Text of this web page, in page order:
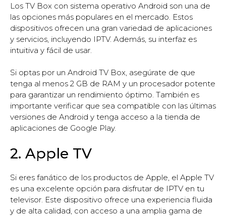
Los TV Box con sistema operativo Android son una de
las opciones más populares en el mercado. Estos
dispositivos ofrecen una gran variedad de aplicaciones
y servicios, incluyendo IPTV. Además, su interfaz es
intuitiva y fácil de usar.
Si optas por un Android TV Box, asegúrate de que
tenga al menos 2 GB de RAM y un procesador potente
para garantizar un rendimiento óptimo. También es
importante verificar que sea compatible con las últimas
versiones de Android y tenga acceso a la tienda de
aplicaciones de Google Play.
2. Apple TV
Si eres fanático de los productos de Apple, el Apple TV
es una excelente opción para disfrutar de IPTV en tu
televisor. Este dispositivo ofrece una experiencia fluida
y de alta calidad, con acceso a una amplia gama de